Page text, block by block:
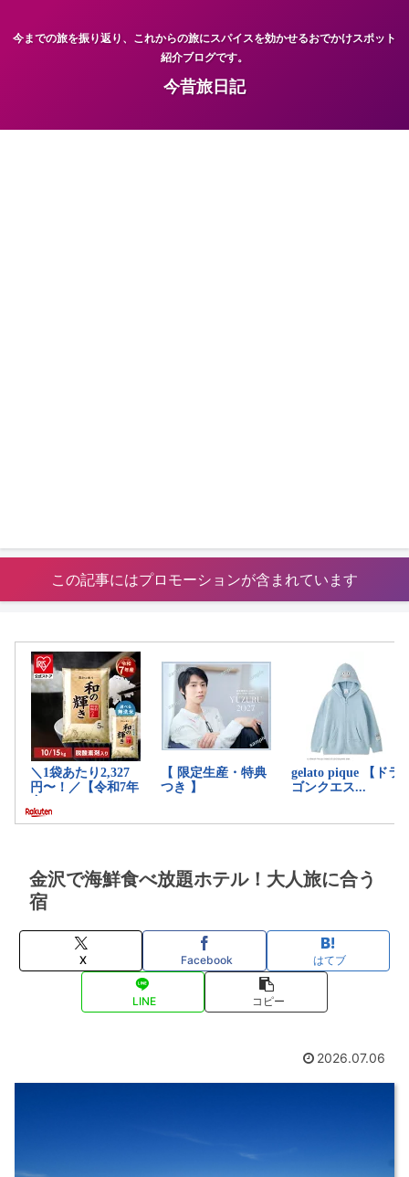
今までの旅を振り返り、これからの旅にスパイスを効かせるおでかけスポット
紹介ブログです。
今昔旅日記
この記事にはプロモーションが含まれています
金沢で海鮮食べ放題ホテル！大人旅に合う
宿
X Facebook はてブ
LINE コピー
2026.07.06